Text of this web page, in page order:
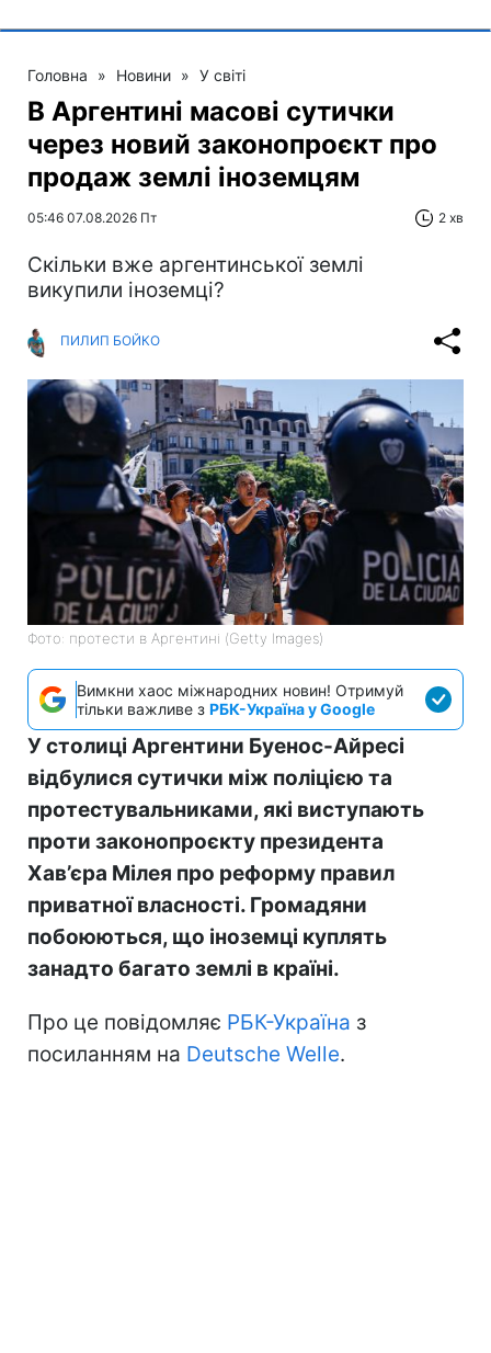
Головна » Новини » У світі
В Аргентині масові сутички
через новий законопроєкт про
продаж землі іноземцям
05:46 07.08.2026 Пт 2 хв
Скільки вже аргентинської землі
викупили іноземці?
ПИЛИП БОЙКО
Фото: протести в Аргентині (Getty Images)
Вимкни хаос міжнародних новин! Отримуй
тільки важливе з РБК-Україна у Google
У столиці Аргентини Буенос-Айресі
відбулися сутички між поліцією та
протестувальниками, які виступають
проти законопроєкту президента
Хав’єра Мілея про реформу правил
приватної власності. Громадяни
побоюються, що іноземці куплять
занадто багато землі в країні.
Про це повідомляє РБК-Україна з
посиланням на Deutsche Welle.